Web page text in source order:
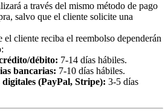
a través del mismo método de pago
salvo que el cliente solicite una
el cliente reciba el reembolso dependerán
débito: 7-14 días hábiles.
bancarias: 7-10 días hábiles.
(PayPal, Stripe): 3-5 días